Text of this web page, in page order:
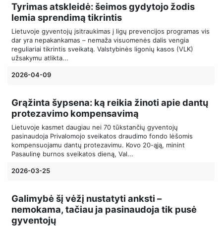
Tyrimas atskleidė: šeimos gydytojo žodis
lemia sprendimą tikrintis
Lietuvoje gyventojų įsitraukimas į ligų prevencijos programas vis
dar yra nepakankamas – nemaža visuomenės dalis vengia
reguliariai tikrintis sveikatą. Valstybinės ligonių kasos (VLK)
užsakymu atlikta...
2026-04-09
Grąžinta šypsena: ką reikia žinoti apie dantų
protezavimo kompensavimą
Lietuvoje kasmet daugiau nei 70 tūkstančių gyventojų
pasinaudoja Privalomojo sveikatos draudimo fondo lėšomis
kompensuojamu dantų protezavimu. Kovo 20-ąją, minint
Pasaulinę burnos sveikatos dieną, Val...
2026-03-25
Galimybė šį vėžį nustatyti anksti –
nemokama, tačiau ja pasinaudoja tik pusė
gyventojų